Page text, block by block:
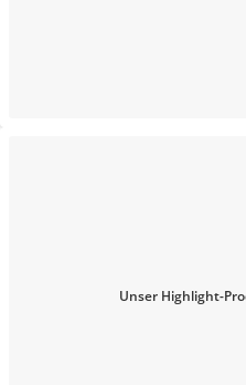
Unser Highlight-